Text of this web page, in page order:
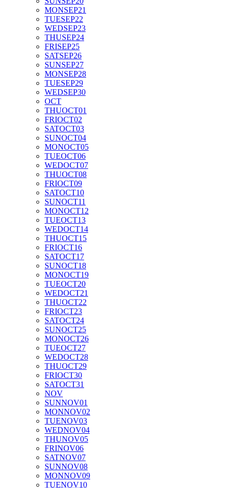
MONSEP21
TUESEP22
WEDSEP23
THUSEP24
FRISEP25
SATSEP26
SUNSEP27
MONSEP28
TUESEP29
WEDSEP30
OCT
THUOCT01
FRIOCT02
SATOCT03
SUNOCT04
MONOCT05
TUEOCT06
WEDOCT07
THUOCT08
FRIOCT09
SATOCT10
SUNOCT11
MONOCT12
TUEOCT13
WEDOCT14
THUOCT15
FRIOCT16
SATOCT17
SUNOCT18
MONOCT19
TUEOCT20
WEDOCT21
THUOCT22
FRIOCT23
SATOCT24
SUNOCT25
MONOCT26
TUEOCT27
WEDOCT28
THUOCT29
FRIOCT30
SATOCT31
NOV
SUNNOV01
MONNOV02
TUENOV03
WEDNOV04
THUNOV05
FRINOV06
SATNOV07
SUNNOV08
MONNOV09
TUENOV10